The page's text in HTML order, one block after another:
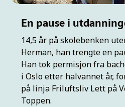
En pause i
14,5 år på skolebenken
Herman, han trengte en
Han tok permisjon fra
i Oslo etter halvannet år,
på linja Friluftsliv Lett på
Toppen.